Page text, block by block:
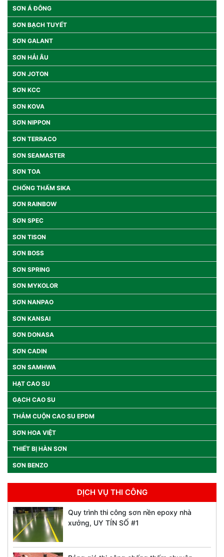
SƠN Á ĐÔNG
SƠN BẠCH TUYẾT
SƠN GALANT
SƠN HẢI ÂU
SƠN JOTON
SƠN KCC
SƠN KOVA
SƠN NIPPON
SƠN TERRACO
SƠN SEAMASTER
SƠN TOA
CHỐNG THẤM SIKA
SƠN RAINBOW
SƠN SPEC
SƠN TISON
SƠN BOSS
SƠN SPRING
SƠN MYKOLOR
SƠN NANPAO
SƠN KANSAI
SƠN DONASA
SƠN CADIN
SƠN SAMHWA
HẠT CAO SU
GẠCH CAO SU
THẢM CUỘN CAO SU EPDM
SƠN HOA VIỆT
THIẾT BỊ HÀN SƠN
SƠN BENZO
DỊCH VỤ THI CÔNG
Quy trình thi công sơn nền epoxy nhà
xưởng, UY TÍN SỐ #1